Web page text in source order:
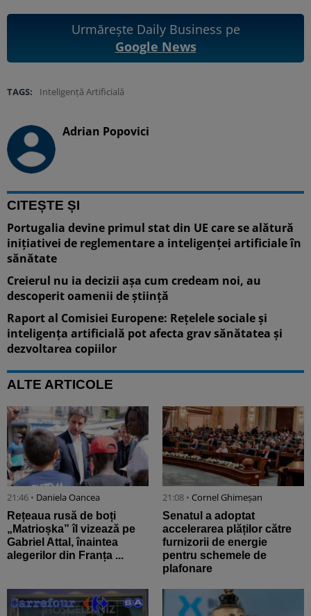
Urmărește Daily Business pe
Google News
TAGS: Inteligență Artificială
Adrian Popovici
CITEȘTE ȘI
Portugalia devine primul stat din UE care se alătură
inițiativei de reglementare a inteligenței artificiale în
sănătate
Creierul nu ia decizii așa cum credeam noi, au
descoperit oamenii de știință
Raport al Comisiei Europene: Rețelele sociale și
inteligența artificială pot afecta grav sănătatea și
dezvoltarea copiilor
ALTE ARTICOLE
21:46 • Daniela Oancea
Rețeaua rusă de boți
„Matrioșka” îl vizează pe
Gabriel Attal, înaintea
alegerilor din Franța ...
21:08 • Cornel Ghimeșan
Senatul a adoptat
accelerarea plăților către
furnizorii de energie
pentru schemele de
plafonare